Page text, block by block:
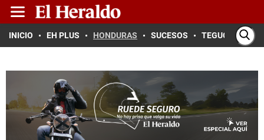
INICIO EH PLUS HONDURAS SUCESOS TEGUCIGALPA